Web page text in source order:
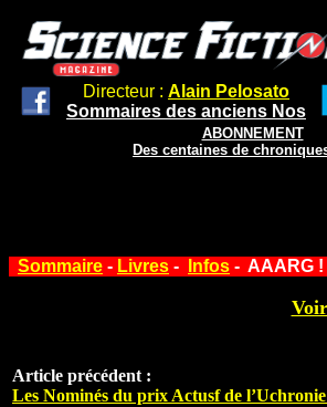
Directeur : Alain Pelosato
Sommaires des anciens Nos
ABONNEMENT
Des centaines de
Sommaire - Livres - Infos - AAARG !
Article précédent :
Les Nominés du prix Actusf de